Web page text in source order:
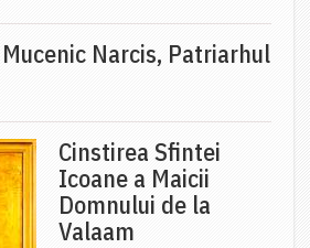
Narcis, Patriarhul
Cinstirea Sfintei
Icoane a Maicii
Domnului de la
Valaam